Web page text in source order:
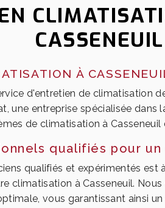
CASSENEUIL
À
d'entretien de climatisation
une entreprise spécialisée dans
de climatisation à Casseneuil
qualifiés pour
qualifiés et expérimentés est
climatisation à Casseneuil.
vous garantissant ainsi